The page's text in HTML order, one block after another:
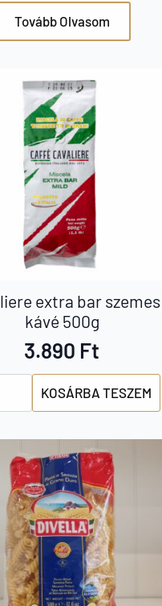
Tovább Olvasom
extra bar szemes
kávé 500g
3.890 Ft
KOSÁRBA TESZEM